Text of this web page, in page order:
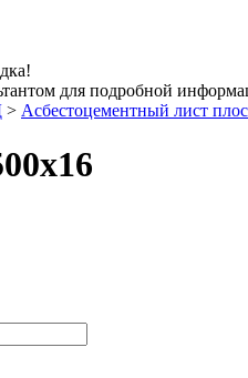
для подробной
> Асбестоцементный лист